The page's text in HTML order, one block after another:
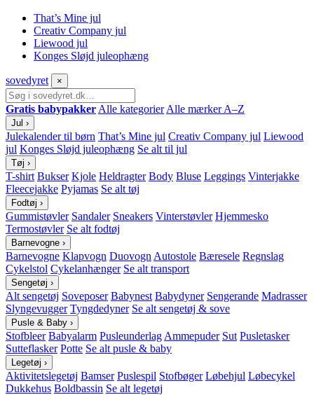
That’s Mine jul
Creativ Company jul
Liewood jul
Konges Sløjd juleophæng
sovedyret ×
Gratis babypakker Alle kategorier Alle mærker A–Z
Jul ›
Julekalender til børn That’s Mine jul Creativ Company jul Liewood
jul Konges Sløjd juleophæng Se alt til jul
Tøj ›
T-shirt Bukser Kjole Heldragter Body Bluse Leggings Vinterjakke
Fleecejakke Pyjamas Se alt tøj
Fodtøj ›
Gummistøvler Sandaler Sneakers Vinterstøvler Hjemmesko
Termostøvler Se alt fodtøj
Barnevogne ›
Barnevogne Klapvogn Duovogn Autostole Bæresele Regnslag
Cykelstol Cykelanhænger Se alt transport
Sengetøj ›
Alt sengetøj Soveposer Babynest Babydyner Sengerande Madrasser
Slyngevugger Tyngdedyner Se alt sengetøj & sove
Pusle & Baby ›
Stofbleer Babyalarm Pusleunderlag Ammepuder Sut Pusletasker
Sutteflasker Potte Se alt pusle & baby
Legetøj ›
Aktivitetslegetøj Bamser Puslespil Stofbøger Løbehjul Løbecykel
Dukkehus Boldbassin Se alt legetøj